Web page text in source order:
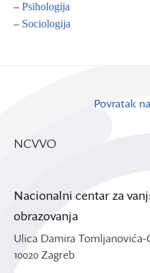
– Psihologija
– Sociologija
Povratak
NCVVO
Nacionalni centar za
obrazovanja
Ulica Damira Tomljanovića-
10020 Zagreb